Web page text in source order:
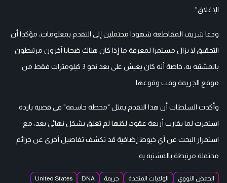
الإغلاق".
ودعا شريف المقاطعة شهودا محتملين إلى التقدم بمعلومات، مؤكدا أن
التحقيق لا يزال مستمرا لمعرفة ما إذا كان هناك ضحايا آخرون مرتبطون
بالمشتبه به، خاصة أنه كان يعيش على بعد نحو 3 كيلومترات فقط من
موقع الجريمة وقت وقوعها.
وأكدت السلطات أن هذا التقدم يمثل "محطة حاسمة" في قضية باردة
استمرت لما يقارب أربعة عقود، لكنها لم تغلق بشكل نهائي بعد، مع
استمرار البحث عن أي خيوط إضافية قد تكشف تفاصيل أخرى عن جرائم
محتملة مرتبطة بالمشتبه به.
الحمض النووي الولايات المتحدة جريمة DNA
United States